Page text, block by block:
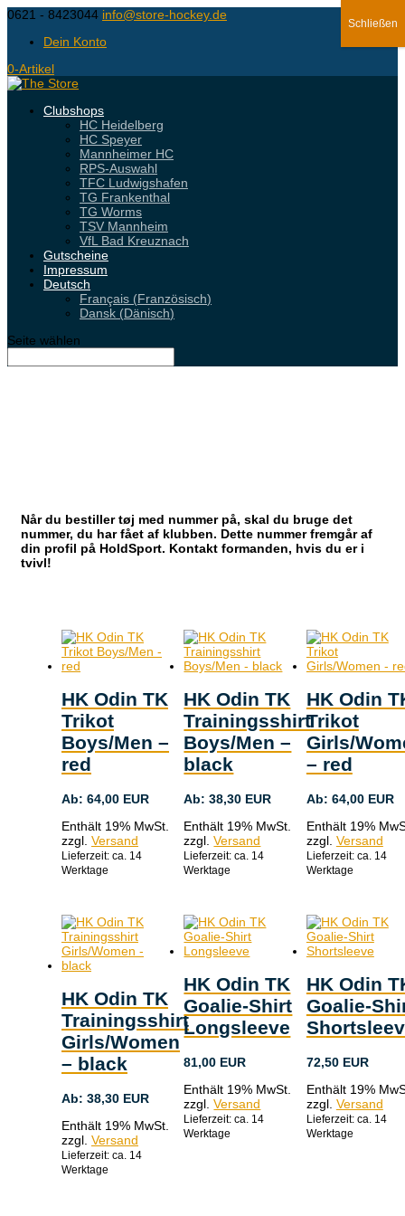
0621 - 8423044 info@store-hockey.de
Dein Konto
0-Artikel
Clubshops
HC Heidelberg
HC Speyer
Mannheimer HC
RPS-Auswahl
TFC Ludwigshafen
TG Frankenthal
TG Worms
TSV Mannheim
VfL Bad Kreuznach
Gutscheine
Impressum
Deutsch
Français (Französisch)
Dansk (Dänisch)
Seite wählen
Når du bestiller tøj med nummer på, skal du bruge det
nummer, du har fået af klubben. Dette nummer fremgår af
din profil på HoldSport. Kontakt formanden, hvis du er i
tvivl!
HK Odin TK
Trikot
Boys/Men –
red
Ab: 64,00 EUR
Enthält 19% MwSt.
zzgl. Versand
Lieferzeit: ca. 14
Werktage
HK Odin TK
Trainingsshirt
Boys/Men –
black
Ab:38,30 EUR
Enthält 19% MwSt.
zzgl.Versand
Lieferzeit: ca. 14
Werktage
HK Odin
Trikot
Girls/
– red
Ab: 64,00EUR
Enthält 19%
zzgl. Versand
Lieferzeit: ca. 14
Werktage
HK Odin TK
Trainingsshirt
Girls/Women
– black
Ab: 38,30 EUR
Enthält 19% MwSt.
zzgl. Versand
Lieferzeit: ca. 14
Werktage
HK Odin TK
Goalie-Shirt
Longsleeve
81,00 EUR
Enthält 19% MwSt.
zzgl.Versand
Lieferzeit: ca. 14
Werktage
HK Odin
Goalie-
72,50EUR
Enthält 19%
zzgl. Versand
Lieferzeit: ca. 14
Werktage
Schließen